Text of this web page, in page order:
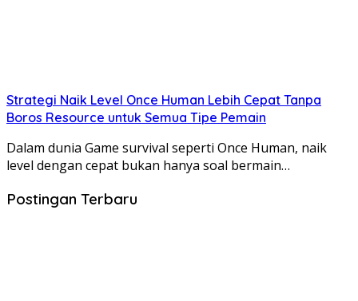
Strategi Naik Level Once Human Lebih Cepat Tanpa
Boros Resource untuk Semua Tipe Pemain
Dalam dunia Game survival seperti Once Human, naik
level dengan cepat bukan hanya soal bermain…
Postingan Terbaru